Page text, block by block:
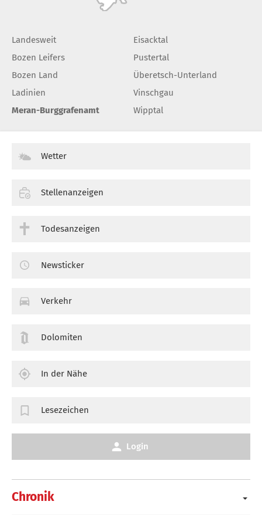
Landesweit
Bozen Leifers
Bozen Land
Ladinien
Meran-Burggrafenamt
Eisacktal
Pustertal
Überetsch-Unterland
Vinschgau
Wipptal
Chronik
Wetter
Stellenanzeigen
Todesanzeigen
Newsticker
Verkehr
Dolomiten
In der Nähe
Lesezeichen
Login